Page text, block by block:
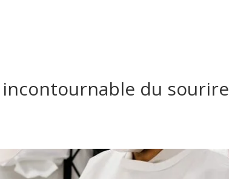
incontournable du sourire